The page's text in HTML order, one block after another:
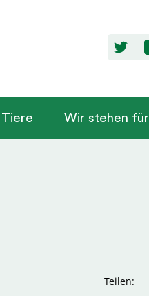
Wir stehen für
Teilen: